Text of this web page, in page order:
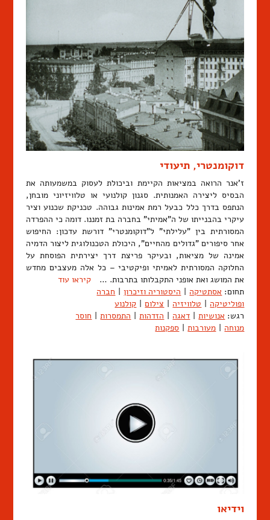
דוקומנטרי, תיעודי
ז'אנר הרואה במציאות הקיימת וביכולת לעסוק במשמעותה את
הבסיס ליצירה האמנותית. סגנון קולנועי או טלוויזיוני מובחן,
הנתפס בדרך כלל כבעל רמת אמינות גבוהה. טכניקת שכנוע וציר
עיקרי בהבנייתו של ה"אמיתי" בחברה בת זמננו. דומה כי ההפרדה
המסורתית בין "עלילתי" ל"דוקומנטרי" דורשת עדכון: החיפוש
אחר סיפורים "גדולים מהחיים", היכולת הטכנולוגית ליצור הדמיה
אמינה של מציאות, ובעיקר פריצת דרך יצירתית הפוסחת על
החלוקה המסורתית לאמיתי ופיקטיבי – כל אלה מעצבים מחדש
את המושג ואת אופני התקבלותו בתרבות. … קיראו עוד
תחום: אסתטיקה | היסטוריה וזיכרון | חברה
ופוליטיקה | טלוויזיה | צילום | קולנוע
רגש: אנושיות | דאגה | הזדהות | התמסרות | חוסר
מנוחה | מעורבות | ספקנות
וידיאו